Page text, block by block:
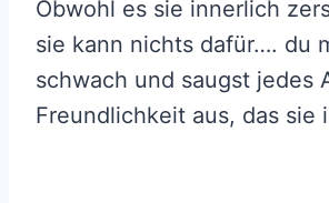
Obwohl es sie innerlich
sie kann nichts dafür…. du
schwach und saugst jedes
Freundlichkeit aus, das sie